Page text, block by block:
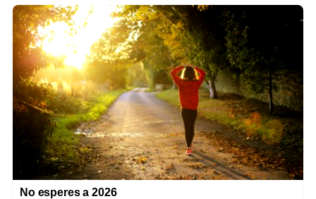
No esperes a 2026